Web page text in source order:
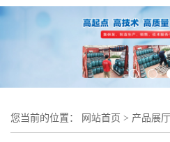
您当前的位置： 网站首页 > 产品展厅